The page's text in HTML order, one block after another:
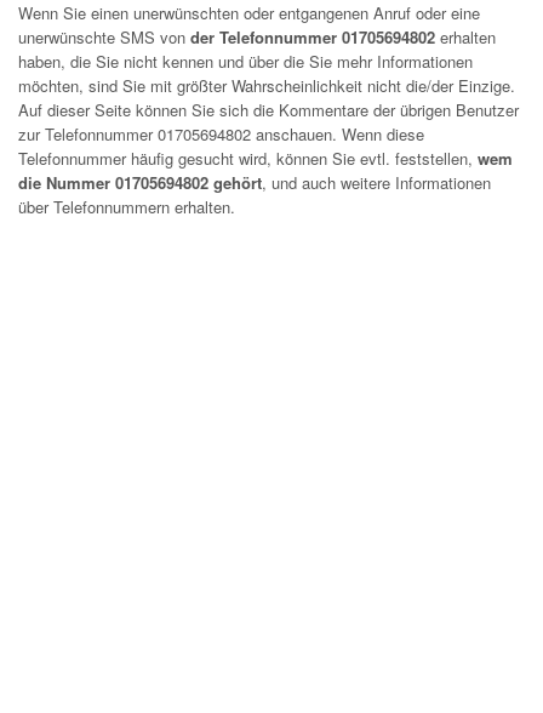
Wenn Sie einen unerwünschten oder entgangenen Anruf oder eine
unerwünschte SMS von der Telefonnummer 01705694802 erhalten
haben, die Sie nicht kennen und über die Sie mehr Informationen
möchten, sind Sie mit größter Wahrscheinlichkeit nicht die/der Einzige.
Auf dieser Seite können Sie sich die Kommentare der übrigen Benutzer
zur Telefonnummer01705694802 anschauen. Wenn diese
Telefonnummer häufig gesucht wird, können Sie evtl. feststellen, wem
die Nummer 01705694802 gehört, und auch weitere Informationen
über Telefonnummern erhalten.